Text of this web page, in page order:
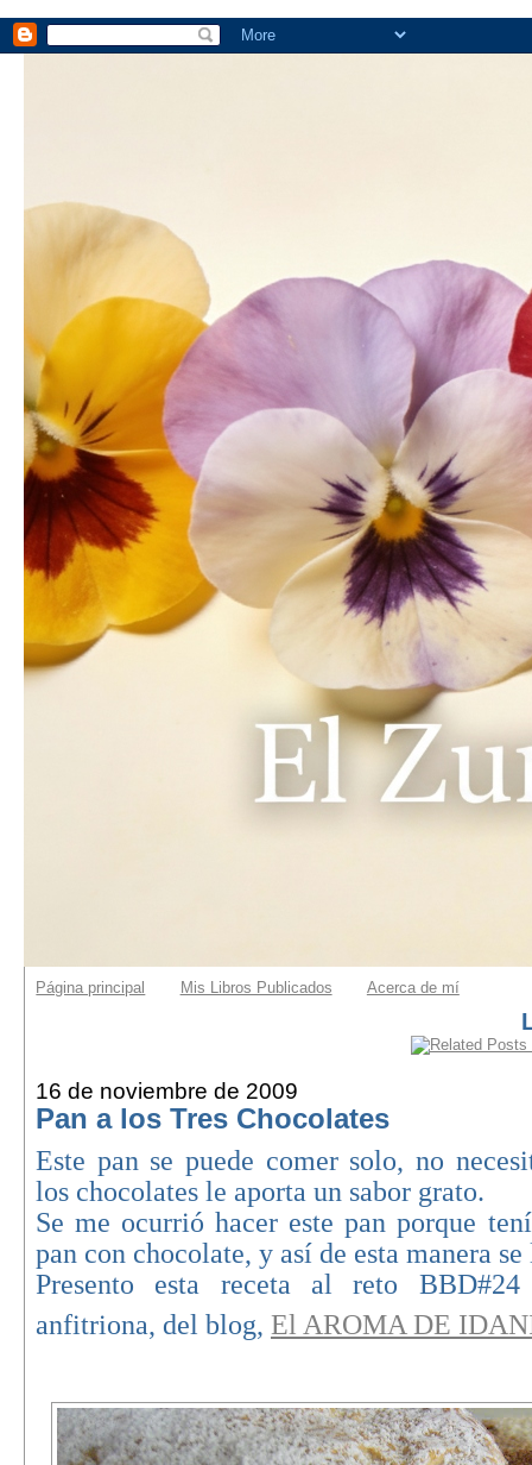
Página principal Mis Libros Publicados Acerca de mí
16 de noviembre de 2009
Pan a los Tres Chocolates
Este pan se puede comer solo, no
los chocolates le aporta un sabor grato.
Se me ocurrió hacer este pan porque
pan con chocolate, y así de esta manera
Presento esta receta al reto BBD#24
anfitriona, del blog, El AROMA DE